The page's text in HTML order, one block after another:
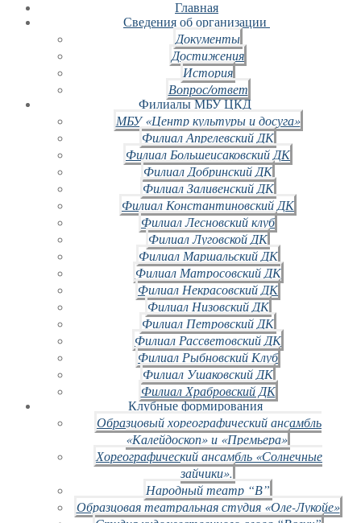
Главная
Сведения об организации
Документы
Достижения
История
Вопрос/ответ
Филиалы МБУ ЦКД
МБУ «Центр культуры и досуга»
Филиал Апрелевский ДК
Филиал Большеисаковский ДК
Филиал Добринский ДК
Филиал Заливенский ДК
Филиал Константиновский ДК
Филиал Лесновский клуб
Филиал Луговской ДК
Филиал Маршальский ДК
Филиал Матросовский ДК
Филиал Некрасовский ДК
Филиал Низовский ДК
Филиал Петровский ДК
Филиал Рассветовский ДК
Филиал Рыбновский Клуб
Филиал Ушаковский ДК
Филиал Храбровский ДК
Клубные формирования
Образцовый хореографический ансамбль
«Калейдоскоп» и «Премьера»
Хореографический ансамбль «Солнечные
зайчики».
Народный театр “В”
Образцовая театральная студия «Оле-Лукойе»